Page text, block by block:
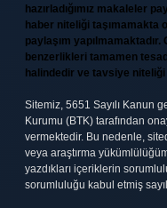
hazırladığımız makaleler
haber niteliği taşımamakta
paylaşım
benzerlikleri tamamen
halindedir ve tavsiye niteliği
Sitemiz, 5651 Sayılı Kanun
Kurumu (BTK) tarafından
vermektedir. Bu nedenle,
veya araştırma
yazdıkları içeriklerin
sorumluluğu kabul etmiş